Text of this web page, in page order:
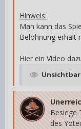
Hinweis:
Man kann das
Belohnung erhält
Hier ein Video
Besiege
des